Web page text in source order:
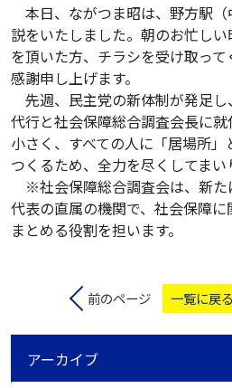
本日、ながつま昭は、野方駅
説をいたしました。朝のお忙し
を頂いた方、チラシを受け取っ
感謝申し上げます。
先週、民主党の新体制が発足
代行と社会保障総合調査会長に
小さく、すべての人に「居場所
つくるため、全力を尽くしてまい
※社会保障総合調査会は、新た
代表の直属の機関で、社会保障
まとめる役割を担います。
前のページ 一覧に戻る
アーカイブ